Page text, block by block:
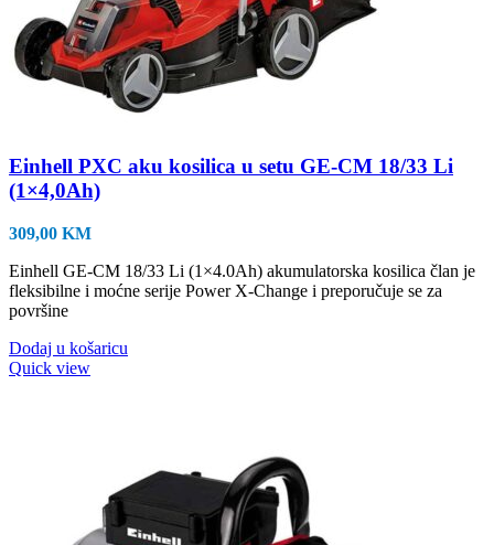
Einhell PXC aku kosilica u setu GE-CM 18/33 Li
(1×4,0Ah)
309,00 KM
Einhell GE-CM 18/33 Li (1×4.0Ah) akumulatorska kosilica član je
fleksibilne i moćne serije Power X-Change i preporučuje se za
površine
Dodaj u košaricu
Quick view